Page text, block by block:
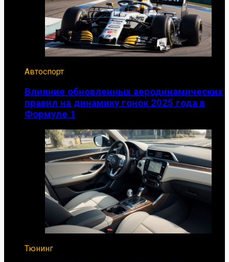
Автоспорт
Влияние обновленных аеродинамических
правил на динамику гонок 2025 года в
Формуле 1
Тюнинг